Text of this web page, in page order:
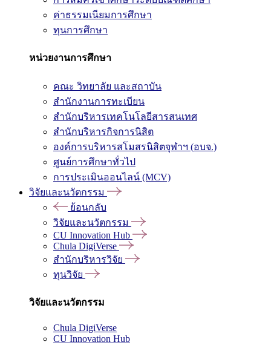
ค่าธรรมเนียมการศึกษา
ทุนการศึกษา
หน่วยงานการศึกษา
คณะ วิทยาลัย และสถาบัน
สำนักงานการทะเบียน
สำนักบริหารเทคโนโลยีสารสนเทศ
สำนักบริหารกิจการนิสิต
องค์การบริหารสโมสรนิสิตจุฬาฯ (อบจ.)
ศูนย์การศึกษาทั่วไป
การประเมินออนไลน์ (MCV)
วิจัยและนวัตกรรม
ย้อนกลับ
วิจัยและนวัตกรรม
CU Innovation Hub
Chula DigiVerse
สำนักบริหารวิจัย
ทุนวิจัย
วิจัยและนวัตกรรม
Chula DigiVerse
CU Innovation Hub